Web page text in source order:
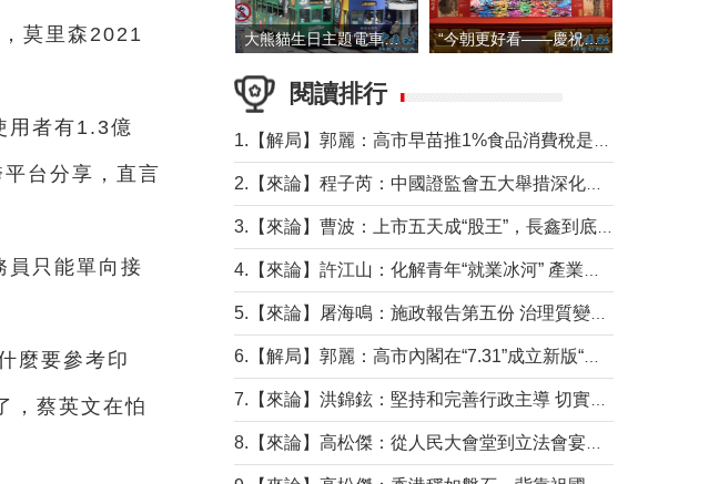
莫里森2021
用者有1.3億
台分享，直言
員只能單向接
麼要參考印
，蔡英文在怕
大熊貓生日主題電車在香港島行駛 “今朝更好看——慶祝中國共產黨成立105周年名家作品展”6日起舉行
閱讀排行